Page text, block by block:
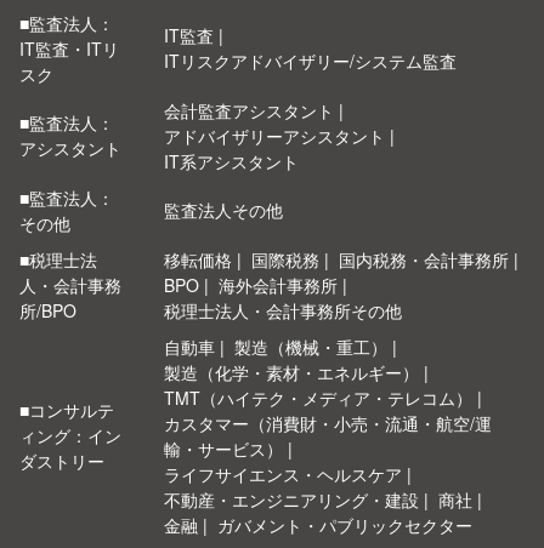
■監査法人：
IT監査・ITリ
スク
IT監査
ITリスクアドバイザリー/システム監査
■監査法人：
アシスタント
会計監査アシスタント
アドバイザリーアシスタント
IT系アシスタント
■監査法人：
その他
監査法人その他
■税理士法
人・会計事務
所/BPO
移転価格 国際税務
国内税務・会計事務所
BPO
海外会計事務所
税理士法人・会計事務所その他
■コンサルテ
ィング：イン
ダストリー
自動車
製造（機械・重工）
製造（化学・素材・エネルギー）
TMT（ハイテク・メディア・テレコム）
カスタマー（消費財・小売・流通・航空/運
輸・サービス）
ライフサイエンス・ヘルスケア
不動産・エンジニアリング・建設
商社
金融
ガバメント・パブリックセクター